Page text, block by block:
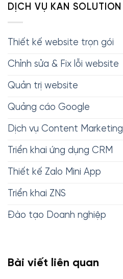
DỊCH VỤ KAN SOLUTION
Thiết kế website trọn gói
Chỉnh sửa & Fix lỗi website
Quản trị website
Quảng cáo Google
Dịch vụ Content Marketing
Triển khai ứng dụng CRM
Thiết kế Zalo Mini App
Triển khai ZNS
Đào tạo Doanh nghiệp
Bài viết liên quan